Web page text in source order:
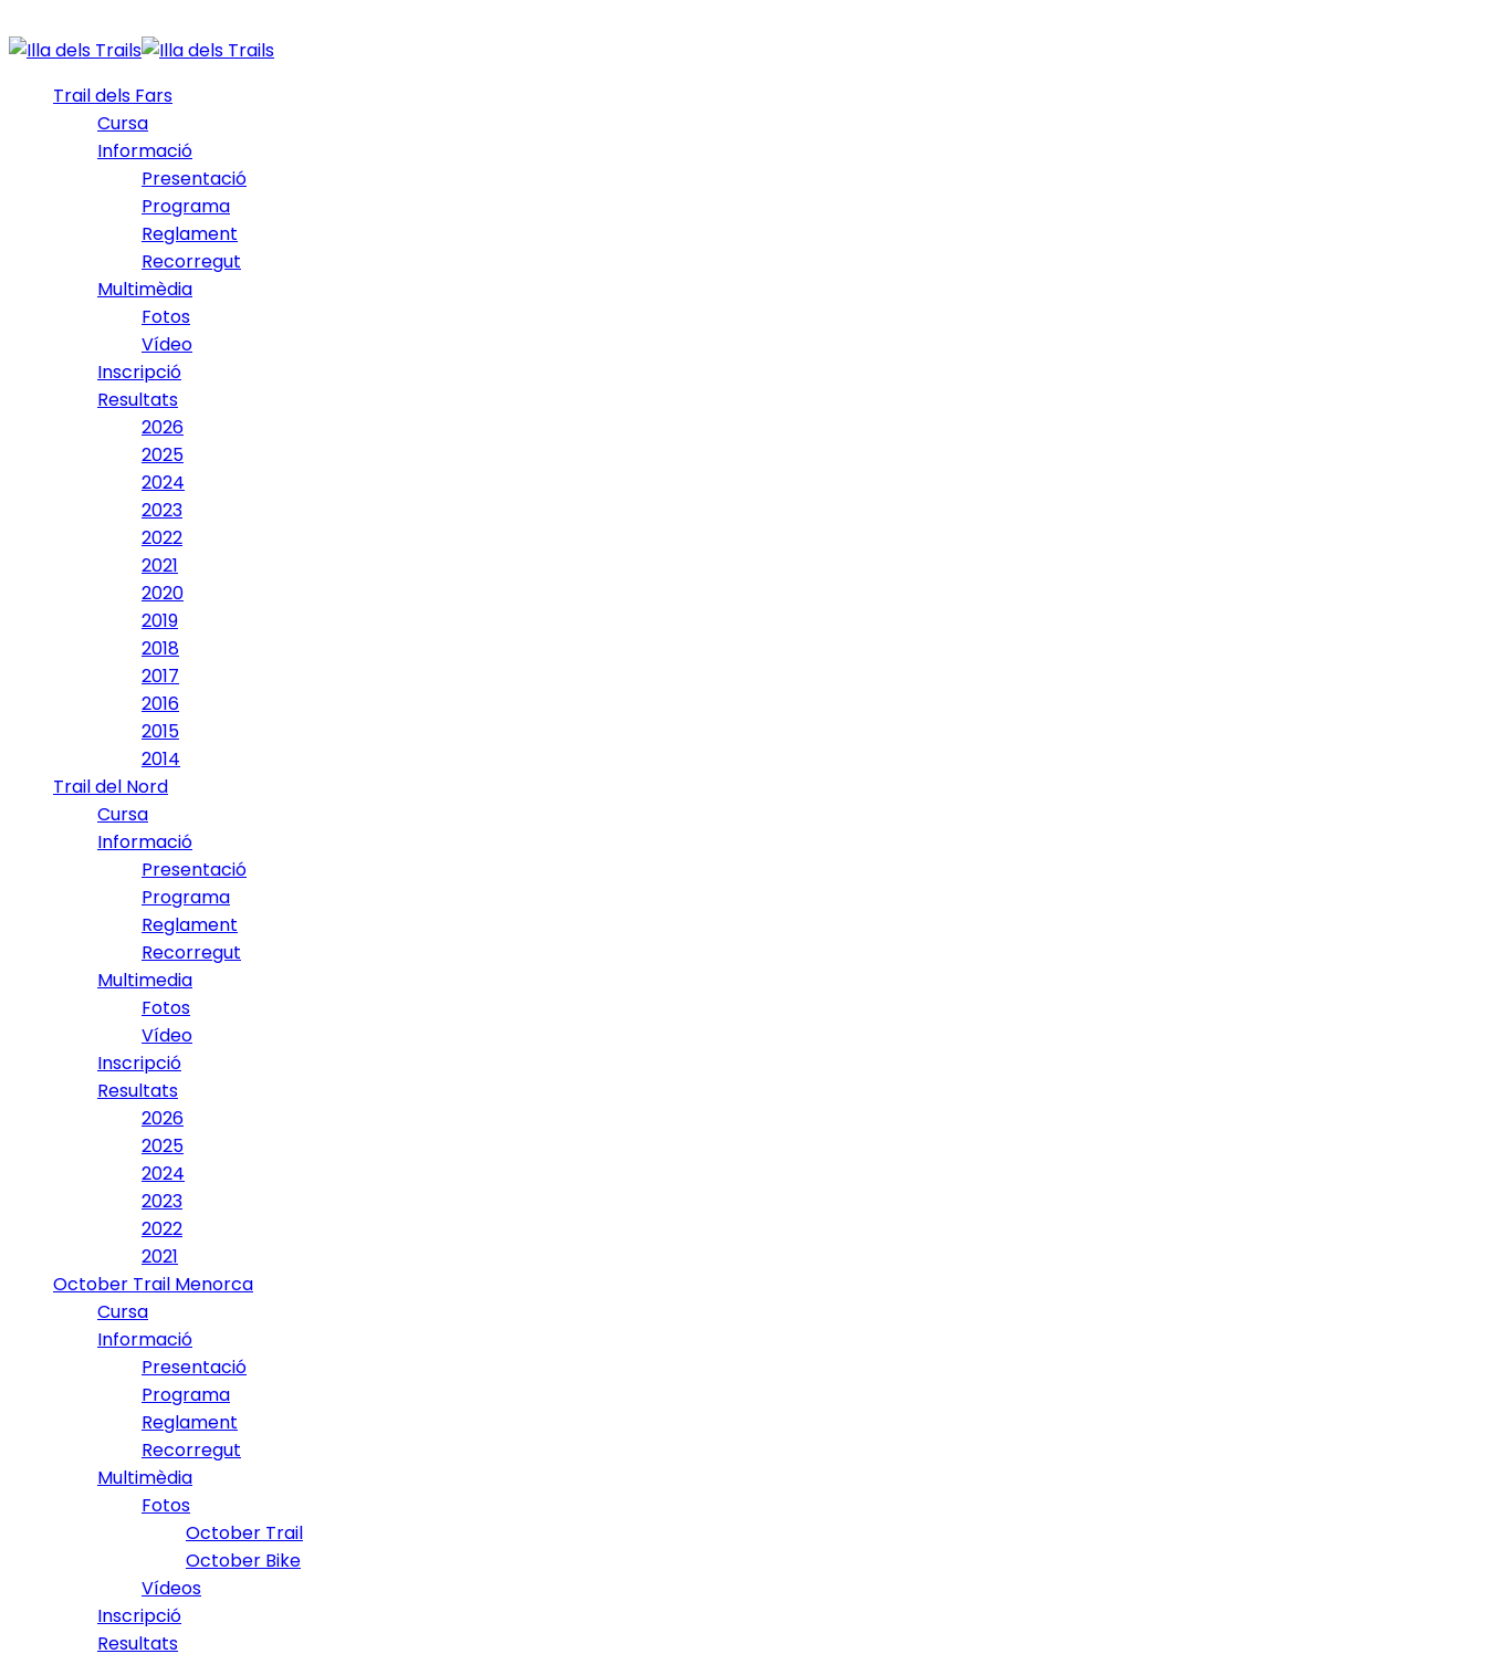
Trail dels Fars
Cursa
Informació
Presentació
Programa
Reglament
Recorregut
Multimèdia
Fotos
Vídeo
Inscripció
Resultats
2026
2025
2024
2023
2022
2021
2020
2019
2018
2017
2016
2015
2014
Trail del Nord
Cursa
Informació
Presentació
Programa
Reglament
Recorregut
Multimedia
Fotos
Vídeo
Inscripció
Resultats
2026
2025
2024
2023
2022
2021
October Trail Menorca
Cursa
Informació
Presentació
Programa
Reglament
Recorregut
Multimèdia
Fotos
October Trail
October Bike
Vídeos
Inscripció
Resultats